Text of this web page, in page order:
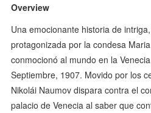
Overview
Una emocionante historia de
protagonizada por la condesa
conmocionó al mundo en la
Septiembre, 1907. Movido por los
Nikolái Naumov dispara contra el
palacio de Venecia al saber que